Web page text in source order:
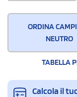
ORDINA
NEUTRO
TABELLA
Calcola il